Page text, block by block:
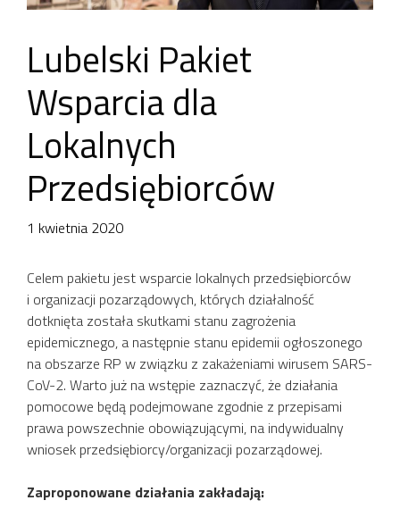
Lubelski Pakiet
Wsparcia dla
Lokalnych
Przedsiębiorców
1 kwietnia 2020
Celem pakietu jest wsparcie lokalnych przedsiębiorców
i organizacji pozarządowych, których działalność
dotknięta została skutkami stanu zagrożenia
epidemicznego, a następnie stanu epidemii ogłoszonego
na obszarze RP w związku z zakażeniami wirusem SARS-
CoV-2. Warto już na wstępie zaznaczyć, że działania
pomocowe będą podejmowane zgodnie z przepisami
prawa powszechnie obowiązującymi, na indywidualny
wniosek przedsiębiorcy/organizacji pozarządowej.
Zaproponowane działania zakładają: